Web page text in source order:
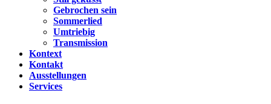
Gebrochen sein
Sommerlied
Umtriebig
Transmission
Kontext
Kontakt
Ausstellungen
Services